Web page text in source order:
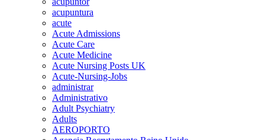
acupuntura
acute
Acute Admissions
Acute Care
Acute Medicine
Acute Nursing Posts UK
Acute-Nursing-Jobs
administrar
Administrativo
Adult Psychiatry
Adults
AEROPORTO